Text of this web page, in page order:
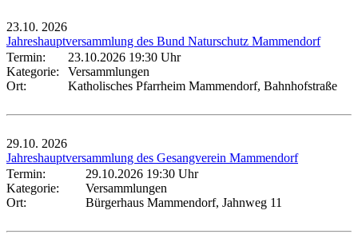
23.10. 2026
Jahreshauptversammlung des Bund Naturschutz Mammendorf
Termin:
23.10.2026 19:30 Uhr
Kategorie:
Versammlungen
Ort:
Katholisches Pfarrheim Mammendorf, Bahnhofstraße
29.10. 2026
Jahreshauptversammlung des Gesangverein Mammendorf
Termin:
29.10.2026 19:30 Uhr
Kategorie:
Versammlungen
Ort:
Bürgerhaus Mammendorf, Jahnweg 11